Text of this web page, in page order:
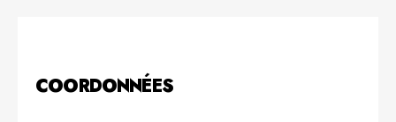
COORDONNÉES